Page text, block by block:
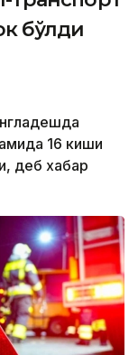
бўлди
16 киши
деб хабар